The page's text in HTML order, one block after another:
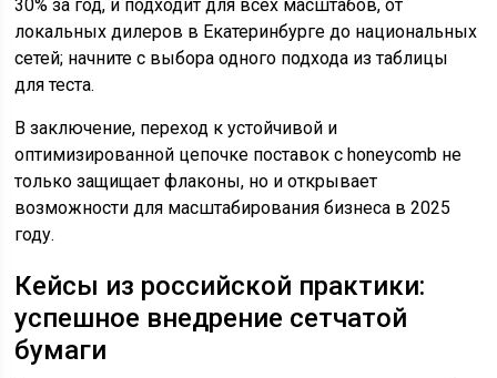
30% за год, и подходит для всех масштабов, от
локальных дилеров в Екатеринбурге до национальных
сетей; начните с выбора одного подхода из таблицы
для теста.
В заключение, переход к устойчивой и
оптимизированной цепочке поставок с honeycomb не
только защищает флаконы, но и открывает
возможности для масштабирования бизнеса в 2025
году.
Кейсы из российской практики:
успешное внедрение сетчатой
бумаги